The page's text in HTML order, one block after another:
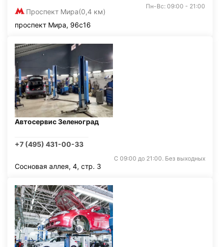
Проспект Мира(0,4 км)
Пн-Вс: 09:00 - 21:00
проспект Мира, 96с16
Автосервис Зеленоград
+7 (495) 431-00-33
С 09:00 до 21:00. Без выходных
Сосновая аллея, 4, стр. 3